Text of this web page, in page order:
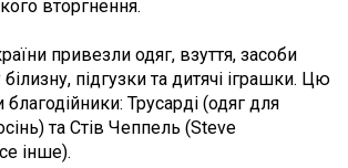
вторгнення.
привезли одяг, взуття, засоби
білизну, підгузки та дитячі іграшки. Цю
Трусарді (одяг для
та Стів Чеппель (Steve
інше).